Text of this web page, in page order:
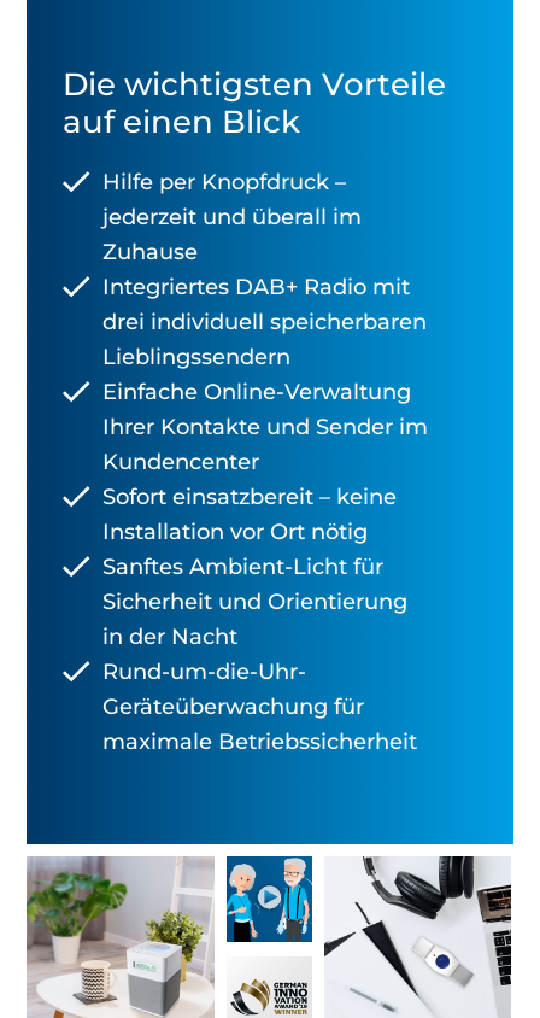
Die wichtigsten Vorteile
auf einen Blick
Hilfe per Knopfdruck –
jederzeit und überall im
Zuhause
Integriertes DAB+ Radio mit
drei individuell speicherbaren
Lieblingssendern
Einfache Online-Verwaltung
Ihrer Kontakte und Sender im
Kundencenter
Sofort einsatzbereit – keine
Installation vor Ort nötig
Sanftes Ambient-Licht für
Sicherheit und Orientierung
in der Nacht
Rund-um-die-Uhr-
Geräteüberwachung für
maximale Betriebssicherheit